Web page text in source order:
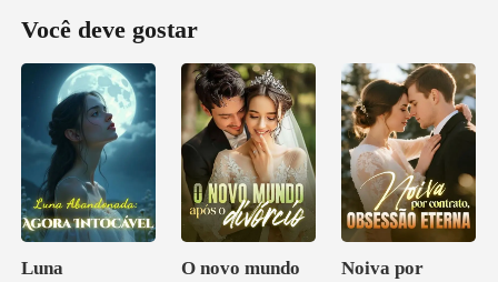
Você deve gostar
Luna
O novo mundo
Noiva por